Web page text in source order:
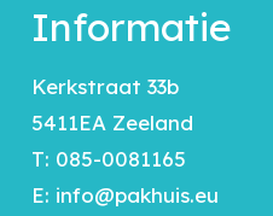
Informatie
Kerkstraat 33b
5411EA Zeeland
T: 085-0081165
E: info@pakhuis.eu